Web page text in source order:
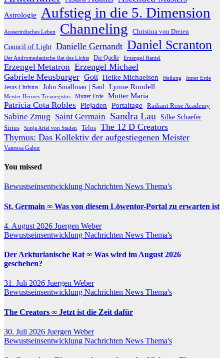
Astrologie Aufstieg in die 5. Dimension
Ausserirdisches Leben Channeling Christina von Dreien
Council of Light Danielle Gernandt Daniel Scranton
Der Andromedanische Rat des Lichts Die Quelle Erzengel Haniel
Erzengel Metatron Erzengel Michael
Gabriele Meusburger Gott Heike Michaelsen Heilung Inner Erde
Jesus Christus John Smallman | Saul Lynne Rondell
Meister Hermes Trismegistos Mutter Erde Mutter Maria
Patricia Cota Robles Plejaden Portaltage Radiant Rose Academy
Sabine Zmug Saint Germain Sandra Lau Silke Schaefer
Sirius Sonja Ariel von Staden Telos The 12 D Creators
Thymus: Das Kollektiv der aufgestiegenen Meister
Vanessa Gabor
You missed
Bewustseinsentwicklung Nachrichten News Thema's
St. Germain ∞ Was von diesem Löwentor-Portal zu erwarten ist
4. August 2026 Juergen Weber
Bewustseinsentwicklung Nachrichten News Thema's
Der Arkturianische Rat ∞ Was wird im August 2026
geschehen?
31. Juli 2026 Juergen Weber
Bewustseinsentwicklung Nachrichten News Thema's
The Creators ∞ Jetzt ist die Zeit dafür
30. Juli 2026 Juergen Weber
Bewustseinsentwicklung Nachrichten News Thema's